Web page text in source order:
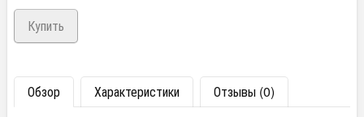
Обзор Характеристики
Отзывы (0)